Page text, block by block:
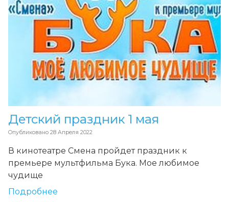
Детский праздник 1 мая
Опубликовано 28 Апреля 2022
В кинотеатре Смена пройдет праздник к
премьере мультфильма Бука. Мое любимое
чудище
Подробнее